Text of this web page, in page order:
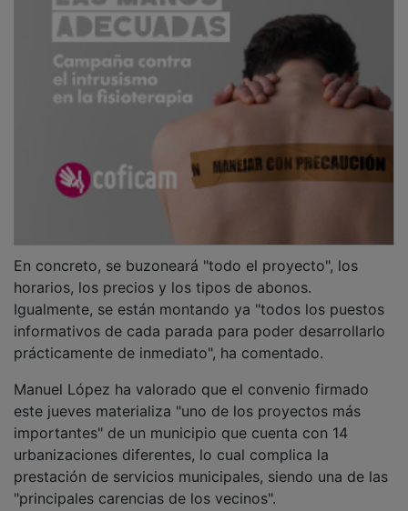
horarios, los precios y los tipos de abonos.
Igualmente, se están montando ya "todos los puestos
informativos de cada parada para poder desarrollarlo
prácticamente de inmediato", ha comentado.
este jueves materializa "uno de los proyectos más
importantes" de un municipio que cuenta con 14
urbanizaciones diferentes, lo cual complica la
prestación de servicios municipales, siendo una de las
"principales carencias de los vecinos".